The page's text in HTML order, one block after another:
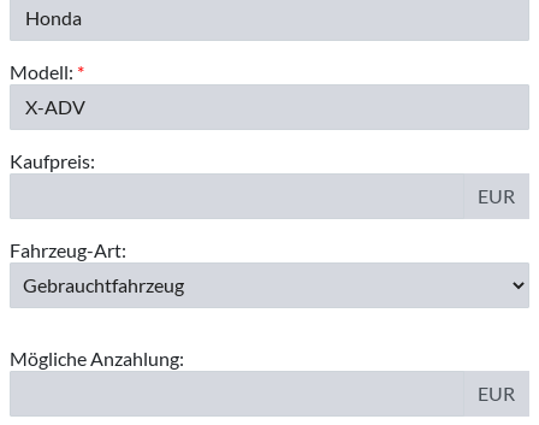
Modell: *
Kaufpreis:
EUR
Fahrzeug-Art:
Mögliche Anzahlung:
EUR